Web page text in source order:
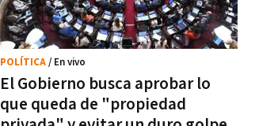
El Gobierno busca aprobar lo
que queda de "propiedad
POLÍTICA/ En vivo